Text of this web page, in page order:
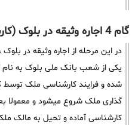
گام 4 اجاره وثیقه در بلوک (کارشناسی ملک)
در این مرحله از اجاره وثیقه در
یکی از شعب بانک ملی بلوک به نام
شده و فرایند کارشناسی ملک
کارشناسی آماده و تحیل به مالک